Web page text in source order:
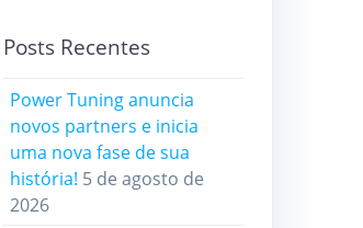
Posts Recentes
Power Tuning anuncia
novos partners e inicia
uma nova fase de sua
história! 5 de agosto de
2026